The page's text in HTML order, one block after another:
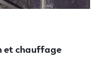
et chauffage